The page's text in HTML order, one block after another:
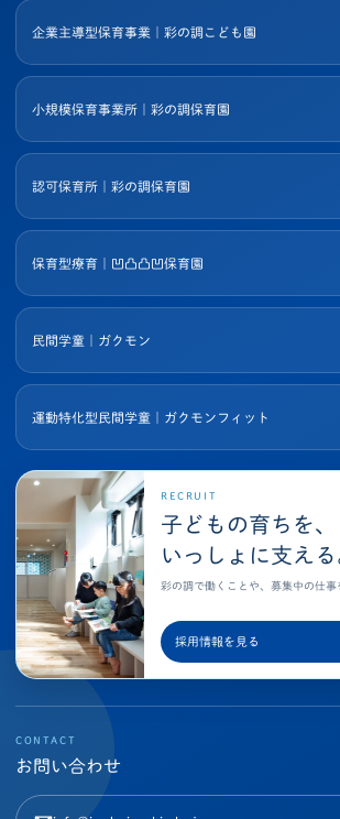
企業主導型保育事業｜彩の調こども園
小規模保育事業所｜彩の調保育園
認可保育所｜彩の調保育園
保育型療育｜凹凸凸凹保育園
民間学童｜ガクモン
運動特化型民間学童｜ガクモンフィット
RECRUIT
子どもの育ちを、
いっしょに支える
彩の調で働くことや、募集中の仕事
採用情報を見る
CONTACT
お問い合わせ